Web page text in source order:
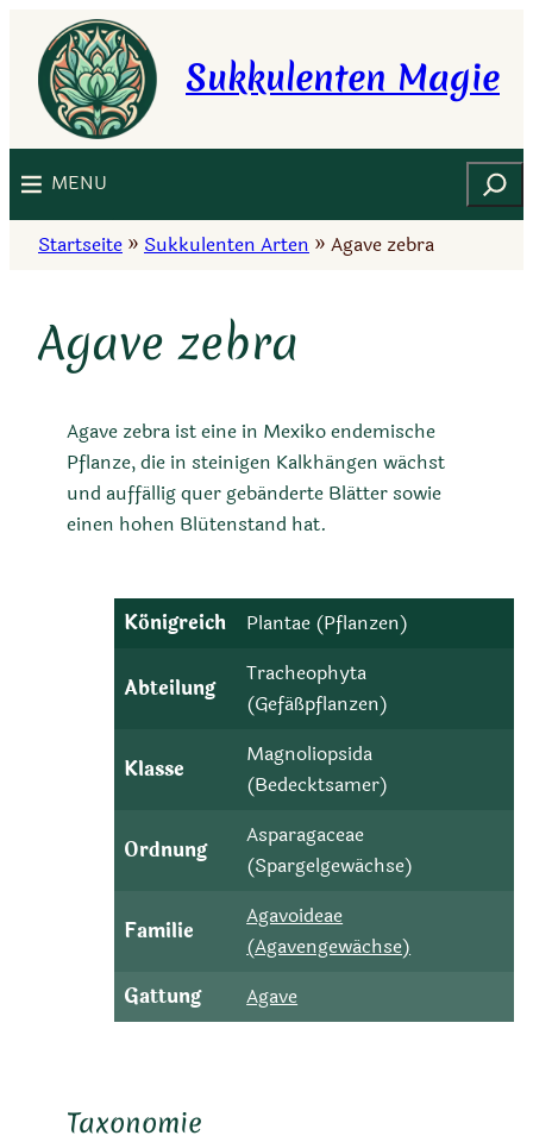
Inhalt
springen
Sukkulenten Magie
MENU Suchen
Startseite » Sukkulenten Arten » Agave zebra
Agave zebra
Agave zebra ist eine in Mexiko endemische
Pflanze, die in steinigen Kalkhängen wächst
und auffällig quer gebänderte Blätter sowie
einen hohen Blütenstand hat.
Königreich Plantae (Pflanzen)
Abteilung
Tracheophyta
(Gefäßpflanzen)
Klasse
Magnoliopsida
(Bedecktsamer)
Ordnung
Asparagaceae
(Spargelgewächse)
Familie
Agavoideae
(Agavengewächse)
Gattung
Agave
Taxonomie